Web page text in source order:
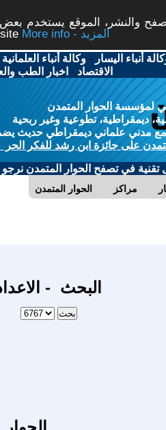
والنشر، الموقع يستخدم
More info - المزيد
أنباء اليسار -وكالة أنباء العلمانية
الاقتصاد - اخبار الطب
لمؤسسة الحوار المتمدن
ديمقراطية، تطوعية وغير ربحية
مدني علماني ديمقراطي حديث يضمن
على جائزة ابن رشد للفكر الحر
تقنية في تصفح الحوار المتمدن نرجو
الحوار المتمدن مراكز
البحث -